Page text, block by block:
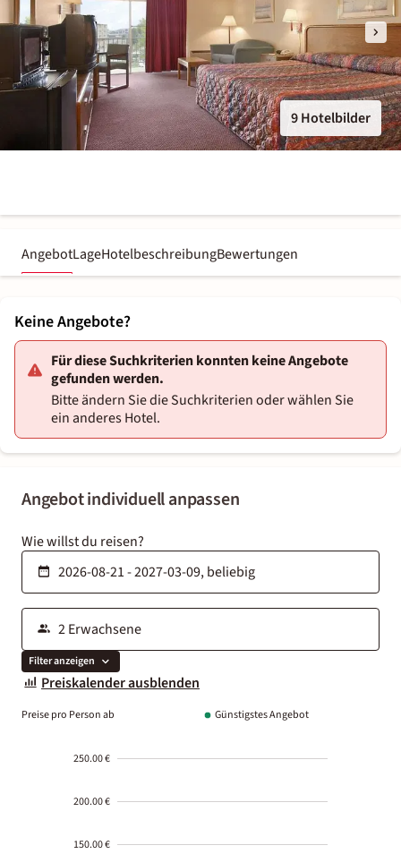
9 Hotelbilder
AngebotLageHotelbeschreibungBewertungen
Angebot individuell anpassen
Wie willst du reisen?
Filter anzeigen
Preiskalender ausblenden
Preise pro Person ab Günstigstes Angebot
250.00 €
200.00 €
150.00 €
Keine Angebote?
Für diese Suchkriterien konnten keine Angebote
gefunden werden.
Bitte ändern Sie die Suchkriterien oder wählen Sie
ein anderes Hotel.